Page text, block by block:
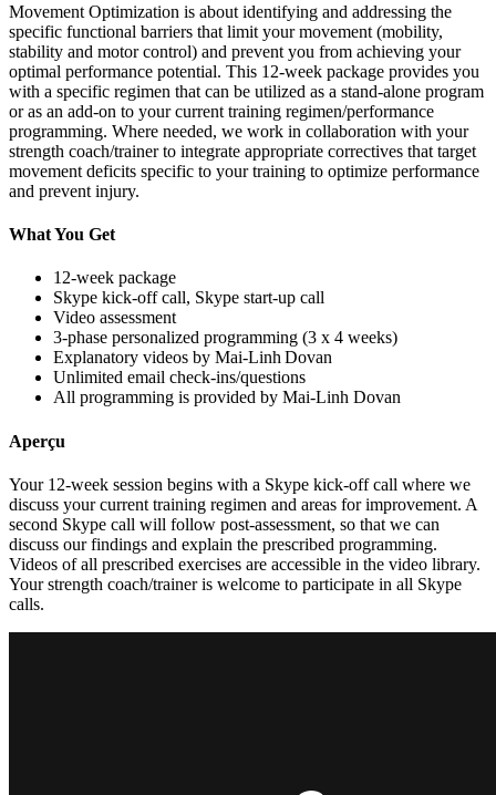
Movement Optimization is about identifying and addressing the
specific functional barriers that limit your movement (mobility,
stability and motor control) and prevent you from achieving your
optimal performance potential. This 12-week package provides you
with a specific regimen that can be utilized as a stand-alone program
or as an add-on to your current training regimen/performance
programming. Where needed, we work in collaboration with your
strength coach/trainer to integrate appropriate correctives that target
movement deficits specific to your training to optimize performance
and prevent injury.
What You Get
12-week package
Skype kick-off call, Skype start-up call
Video assessment
3-phase personalized programming (3 x 4 weeks)
Explanatory videos by Mai-Linh Dovan
Unlimited email check-ins/questions
All programming is provided by Mai-Linh Dovan
Aperçu
Your 12-week session begins with a Skype kick-off call where we
discuss your current training regimen and areas for improvement. A
second Skype call will follow post-assessment, so that we can
discuss our findings and explain the prescribed programming.
Videos of all prescribed exercises are accessible in the video library.
Your strength coach/trainer is welcome to participate in all Skype
calls.